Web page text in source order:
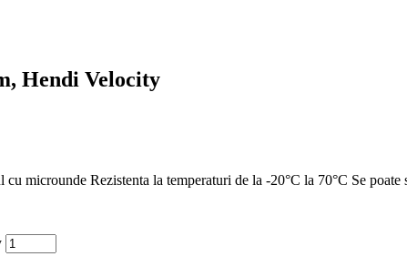
Hendi Velocity
microunde Rezistenta la temperaturi de la -20°C la 70°C Se poate